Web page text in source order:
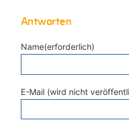
Antworten
Name(erforderlich)
E-Mail (wird nicht